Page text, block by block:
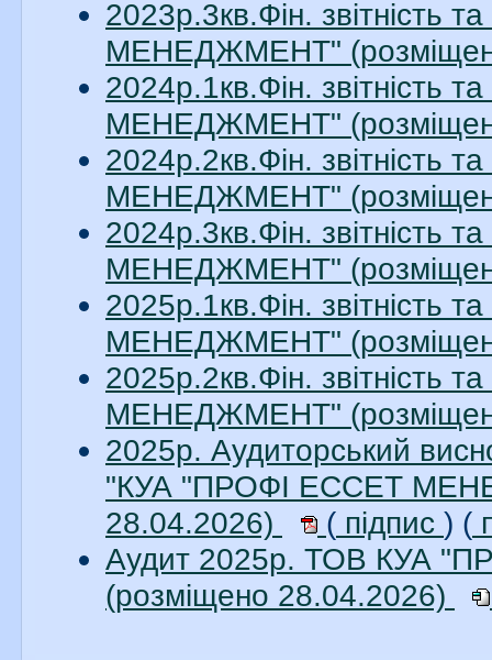
2023р.3кв.Фін.
МЕНЕДЖМЕНТ"
2024р.1кв.Фін.
МЕНЕДЖМЕНТ"
2024р.2кв.Фін.
МЕНЕДЖМЕНТ"
2024р.3кв.Фін.
МЕНЕДЖМЕНТ"
2025р.1кв.Фін.
МЕНЕДЖМЕНТ"
2025р.2кв.Фін.
МЕНЕДЖМЕНТ"
2025р. Аудиторський
"КУА "ПРОФІ ЕССЕТ
28.04.2026)
( підпис ) (
Аудит 2025р. ТОВ КУА
(розміщено 28.04.2026)